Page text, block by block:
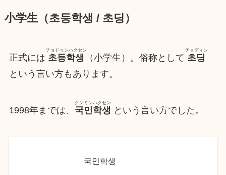
小学生（초등학생 / 초딩）
正式には 초등학생
チョドゥンハクセン
（小学生）。俗称として 초딩
チョディン
という言い方もあります。
1998年までは、 국민학생
クンミンハクセン
という言い方でした。
국민학생